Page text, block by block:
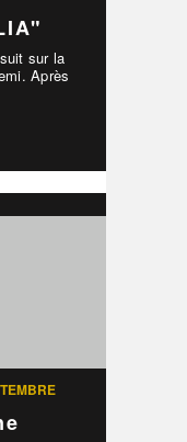
sur la
Après